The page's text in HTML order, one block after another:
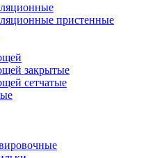
пристенные
закрытые
сетчатые